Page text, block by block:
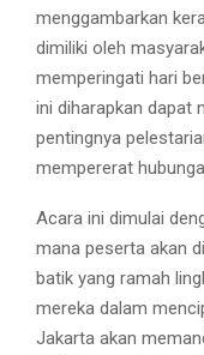
menggambarkan
dimiliki oleh
memperingati hari
ini diharapkan dapat
pentingnya
mempererat
Acara ini dimulai
mana peserta akan
batik yang ramah
mereka dalam
Jakarta akan